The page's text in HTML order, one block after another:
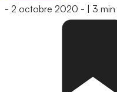
- 2 octobre 2020 - 3 min